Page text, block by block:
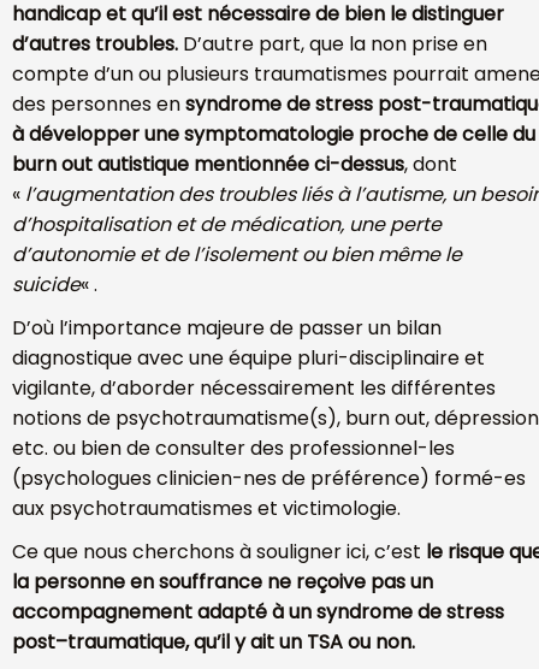
handicap et qu’il est nécessaire de bien le distinguer
d’autres troubles. D’autre part, que la non prise en
compte d’un ou plusieurs traumatismes pourrait
des personnesensyndrome de stress post-
à développer une symptomatologie proche de celle du
burn out autistique mentionnée ci-dessus,dont
« l’augmentation des troubles liés à l’autisme, un
d’hospitalisation et de médication, une perte
d’autonomie et de l’isolement ou bien même le
suicide« .
D’où l’importance majeure de passer un bilan
diagnostique avec une équipe pluri-disciplinaire et
vigilante,d’aborder nécessairement les différentes
notions de psychotraumatisme(s), burn out,
etc. ou bien de consulter des professionnel-les
(psychologues clinicien-nes de préférence) formé-es
aux psychotraumatismes et victimologie.
Ce que nous cherchons à souligner ici, c’est le risque
la personne en souffrance ne reçoive pas un
accompagnement adapté à un syndrome de stress
post–traumatique, qu’il y ait un TSA ou non.